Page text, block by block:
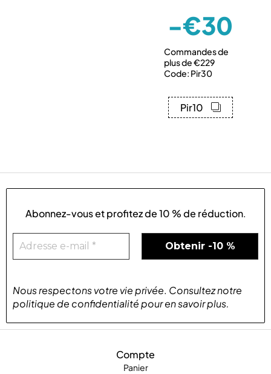
-€30
Commandes de
plus de €229
Code: Pir30
Pir10
Compte
Panier
Abonnez-vous et profitez de10 % de réduction.
Nous respectons votre vie privée. Consultez notre
politique de confidentialitépouren savoir plus.